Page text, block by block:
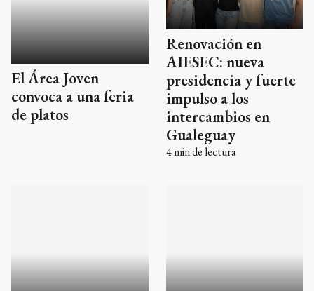
El Área Joven
convoca a una feria
de platos
Renovación en
AIESEC: nueva
presidencia y fuerte
impulso a los
intercambios en
Gualeguay
4min de lectura